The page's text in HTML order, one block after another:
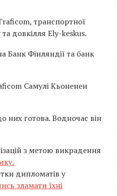
транспортної
довкілля Ely-keskus.
Банк Фінляндії та банк
Самулі Кьоненен
них готова. Водночас він
з метою викрадення
дипломатів у
зламати їхні